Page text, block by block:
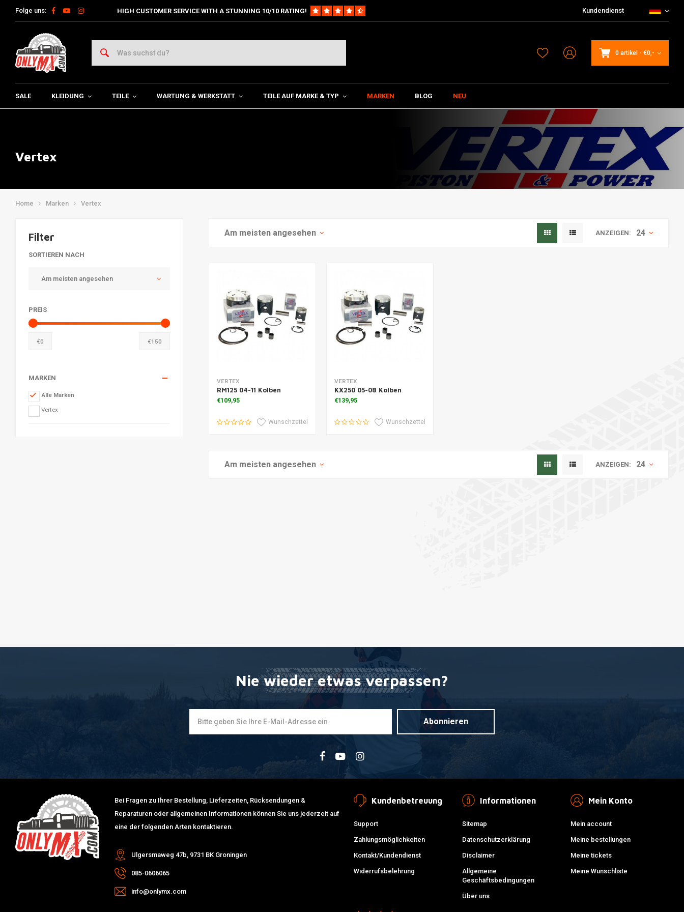
Folge uns: HIGH CUSTOMER SERVICE WITH A STUNNING 10/10 RATING! Kundendienst
0 artikel - €0,-
SALE KLEIDUNG TEILE WARTUNG & WERKSTATT TEILE AUF MARKE & TYP MARKEN BLOG NEU
Vertex
Home Marken Vertex
Filter
SORTIEREN NACH
Am meisten angesehen
PREIS
€0 €150
MARKEN
Alle Marken
Vertex
Am meisten angesehen ANZEIGEN: 24
Zum Warenkorb hinzufügen
VERTEX
RM125 04-11 Kolben
€109,95
Wunschzettel
Zusatzinformation
VERTEX
KX250 05-08 Kolben
€139,95
Wunschzettel
Am meisten angesehen ANZEIGEN: 24
Nie wieder etwas verpassen?
Abonnieren
Bei Fragen zu Ihrer Bestellung, Lieferzeiten, Rücksendungen &
Reparaturen oder allgemeinen Informationen können Sie uns jederzeit auf
eine der folgenden Arten kontaktieren.
Ulgersmaweg 47b, 9731 BK Groningen
085-0606065
info@onlymx.com
Kundenbetreuung
Support
Zahlungsmöglichkeiten
Kontakt/Kundendienst
Widerrufsbelehrung
Informationen
Sitemap
Datenschutzerklärung
Disclaimer
Allgemeine
Geschäftsbedingungen
Über uns
Mein Konto
Mein account
Meine bestellungen
Meine tickets
Meine Wunschliste